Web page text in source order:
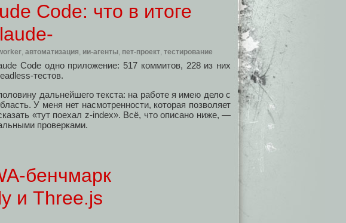
Code: что в итоге
, автоматизация, ии-агенты, пет-проект, тестирование
Code одно приложение: 517 коммитов, 228 из них
тестов.
дальнейшего текста: на работе я имею дело с
У меня нет насмотренности, которая позволяет
«тут поехал z-index». Всё, что описано ниже, —
проверками.
и Three.js